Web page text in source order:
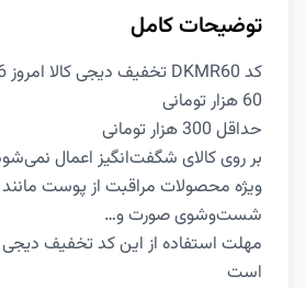
توضیحات کامل
کد DKMR60 تخفیف دیجی کالا امروز 6 شهریور ماه
60 هزار تومانی
حداقل 300 هزار تومانی
بر روی کالای شگفت‌انگیز اعمال
ویژه محصولات مراقبت از پوست
شست‌وشوی صورت و…
مهلت استفاده از این کد تخفیف دیجی
است